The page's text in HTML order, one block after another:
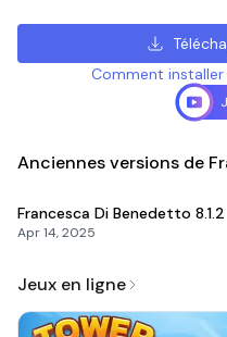
Comment installer
Anciennes versions de
Francesca Di Benedetto 8.1.2
Apr 14, 2025
Jeux en ligne